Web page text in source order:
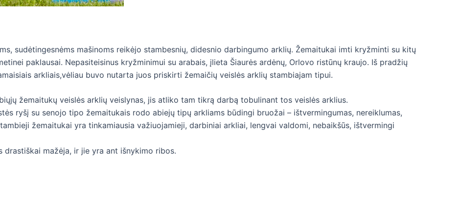
sudėtingesnėms mašinoms reikėjo stambesnių, didesnio darbingumo arklių. Žemaitukai imti kryžminti su kitų
paklausai. Nepasiteisinus kryžminimui su arabais, įlieta Šiaurės ardėnų, Orlovo ristūnų kraujo. Iš pradžių
arkliais,vėliau buvo nutarta juos priskirti žemaičių veislės arklių stambiajam tipui.
žemaitukų veislės arklių veislynas, jis atliko tam tikrą darbą tobulinant tos veislės arklius.
ryšį su senojo tipo žemaitukais rodo abiejų tipų arkliams būdingi bruožai – ištvermingumas, nereiklumas,
žemaitukai yra tinkamiausia važiuojamieji, darbiniai arkliai, lengvai valdomi, nebaikšūs, ištvermingi
drastiškai mažėja, ir jie yra ant išnykimo ribos.